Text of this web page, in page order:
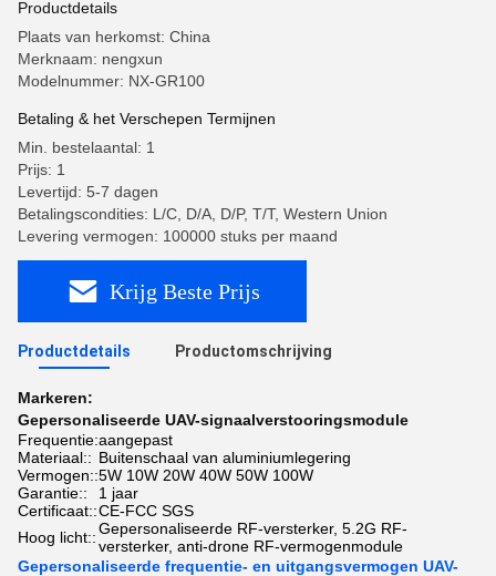
Productdetails
Plaats van herkomst: China
Merknaam: nengxun
Modelnummer: NX-GR100
Betaling & het Verschepen Termijnen
Min. bestelaantal: 1
Prijs: 1
Levertijd: 5-7 dagen
Betalingscondities: L/C, D/A, D/P, T/T, Western Union
Levering vermogen: 100000 stuks per maand
Krijg Beste Prijs
Productdetails Productomschrijving
Markeren:
Gepersonaliseerde UAV-signaalverstooringsmodule
Frequentie:aangepast
Materiaal:: Buitenschaal van aluminiumlegering
Vermogen::5W 10W 20W 40W 50W 100W
Garantie::
1 jaar
Certificaat::CE-FCC SGS
Hoog licht::Gepersonaliseerde RF-versterker, 5.2G RF-
versterker, anti-drone RF-vermogenmodule
Gepersonaliseerde frequentie- en uitgangsvermogen UAV-